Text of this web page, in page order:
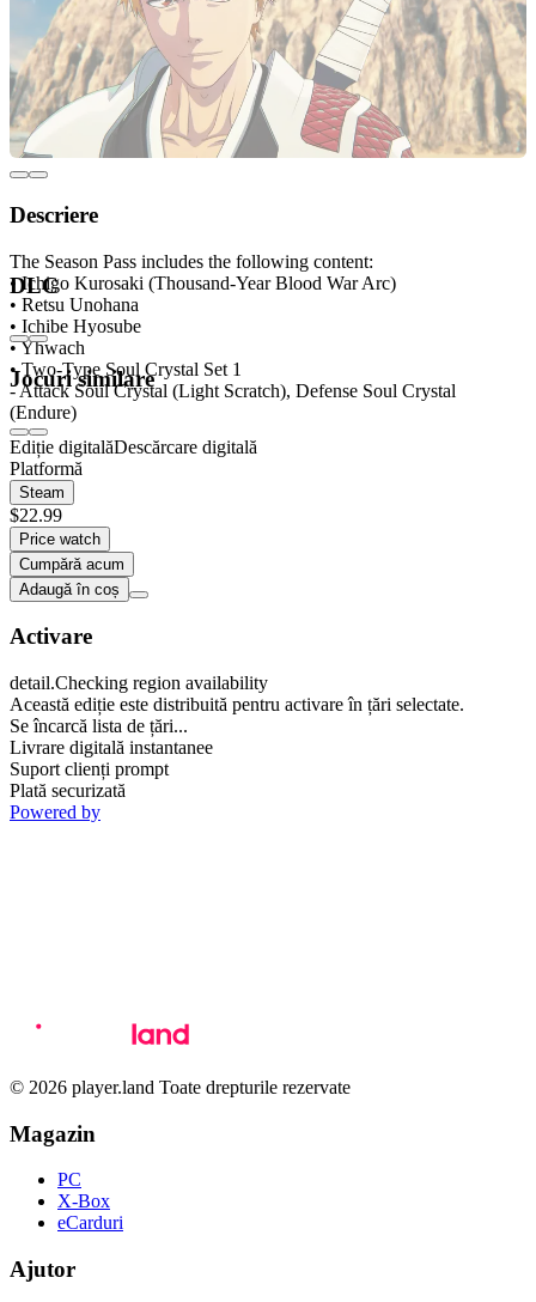
Descriere
The Season Pass includes the following content:
• Ichigo Kurosaki (Thousand-Year Blood War Arc)
• Retsu Unohana
• Ichibe Hyosube
• Yhwach
• Two-Type Soul Crystal Set 1
- Attack Soul Crystal (Light Scratch), Defense Soul Crystal
(Endure)
DLC
Jocuri similare
Ediție digitalăDescărcare digitală
Platformă
Steam
$22.99
Price watch
Cumpără acum
Adaugă în coș
Activare
detail.Checking region availability
Această ediție este distribuită pentru activare în țări selectate.
Se încarcă lista de țări...
Livrare digitală instantanee
Suport clienți prompt
Plată securizată
Powered by
© 2026 player.land Toate drepturile rezervate
Magazin
PC
X-Box
eCarduri
Ajutor